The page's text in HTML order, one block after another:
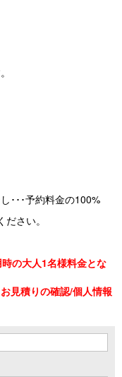
･･･予約料金の100%
さい。
の大人1名様料金とな
見積りの確認/個人情報